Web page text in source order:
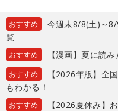
おすすめ
今週末8/8(土)～
覧
おすすめ 【漫画】夏に読
おすすめ
【2026年版】全
もわかる！
おすすめ
【2026夏休み】